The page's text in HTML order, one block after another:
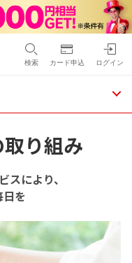
検索 カード申込 ログイン
り組み
スにより、
を